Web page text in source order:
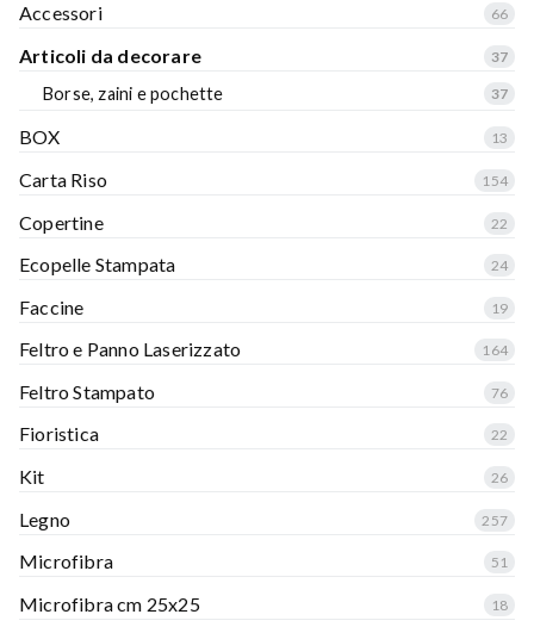
Accessori 66
Articoli da decorare 37
Borse, zaini e pochette 37
BOX 13
Carta Riso 154
Copertine 22
Ecopelle Stampata 24
Faccine 19
Feltro e Panno Laserizzato 164
Feltro Stampato 76
Fioristica 22
Kit 26
Legno 257
Microfibra 51
Microfibra cm 25x25 18